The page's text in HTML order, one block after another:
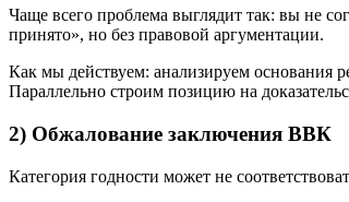
Чаще всего проблема выглядит так: вы не
принято», но без правовой аргументации.
Как мы действуем: анализируем основания
Параллельно строим позицию на
2) Обжалование заключения ВВК
Категория годности может не